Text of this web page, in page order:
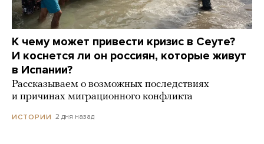
К чему может привести кризис в Сеуте?
И коснется ли он россиян, которые живут
в Испании?
Рассказываем о возможных последствиях
и причинах миграционного конфликта
ИСТОРИИ 2 дня назад